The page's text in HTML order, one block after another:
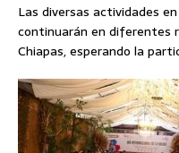
Las diversas actividades
continuarán en diferentes
Chiapas, esperando la